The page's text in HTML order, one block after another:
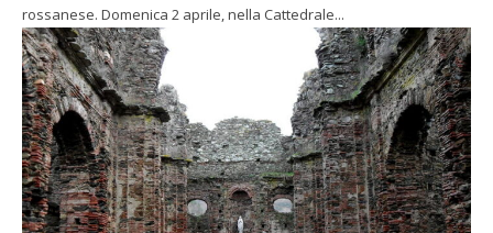
rossanese. Domenica 2 aprile, nella Cattedrale...